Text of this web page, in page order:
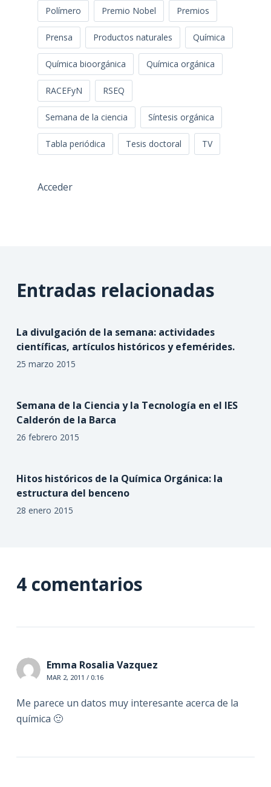
Polímero Premio Nobel Premios
Prensa Productos naturales Química
Química bioorgánica Química orgánica
RACEFyN RSEQ
Semana de la ciencia Síntesis orgánica
Tabla periódica Tesis doctoral TV
Acceder
Entradas relacionadas
La divulgación de la semana: actividades
científicas, artículos históricos y efemérides.
25 marzo 2015
Semana de la Ciencia y la Tecnología en el IES
Calderón de la Barca
26 febrero 2015
Hitos históricos de la Química Orgánica: la
estructura del benceno
28 enero 2015
4 comentarios
Emma Rosalia Vazquez
MAR 2, 2011 / 0:16
Me parece un datos muy interesante acerca de la
química 🙂